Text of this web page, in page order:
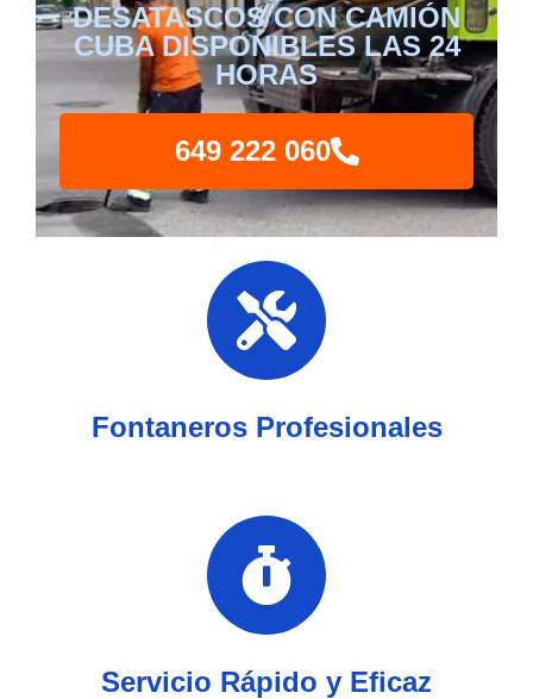
DESATASCOS CON CAMIÓN
CUBA DISPONIBLES LAS 24
HORAS
649 222 060
Fontaneros Profesionales
Servicio Rápido y Eficaz